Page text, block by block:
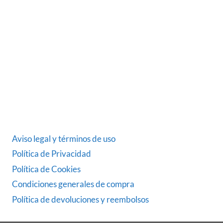
Aviso legal y términos de uso
Política de Privacidad
Política de Cookies
Condiciones generales de compra
Política de devoluciones y reembolsos